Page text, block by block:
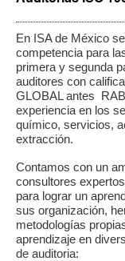
En ISA de México
competencia para
primera y segunda
auditores con
GLOBAL antes
experiencia en los
químico, servicios,
extracción.
Contamos con un
consultores
para lograr un
sus organización,
metodologías
aprendizaje en
de auditoria: